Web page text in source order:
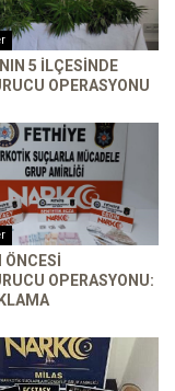
5 ILÇESINDE
OPERASYONU
ÖNCESI
OPERASYONU: